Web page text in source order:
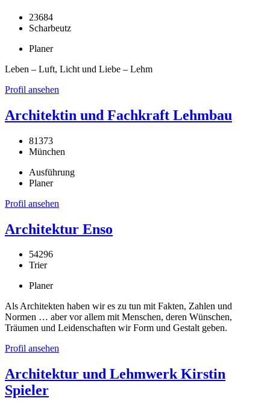
23684
Scharbeutz
Planer
Leben – Luft, Licht und Liebe – Lehm
Profil ansehen
Architektin und Fachkraft Lehmbau
81373
München
Ausführung
Planer
Profil ansehen
Architektur Enso
54296
Trier
Planer
Als Architekten haben wir es zu tun mit Fakten, Zahlen und
Normen … aber vor allem mit Menschen, deren Wünschen,
Träumen und Leidenschaften wir Form und Gestalt geben.
Profil ansehen
Architektur und Lehmwerk Kirstin
Spieler